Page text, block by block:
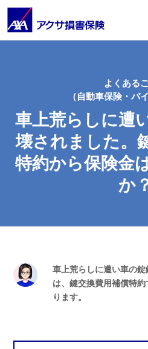
よくある
（自動車保険・バ
車上荒らしに遭
壊されました。
特約から保険金
か
車上荒らしに遭い車の
は、鍵交換費用補償特
ります。